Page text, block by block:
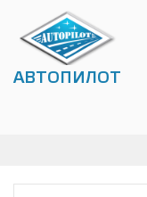
АВТОПИЛОТ
Контакты:
Адрес:
Чагинская
700-